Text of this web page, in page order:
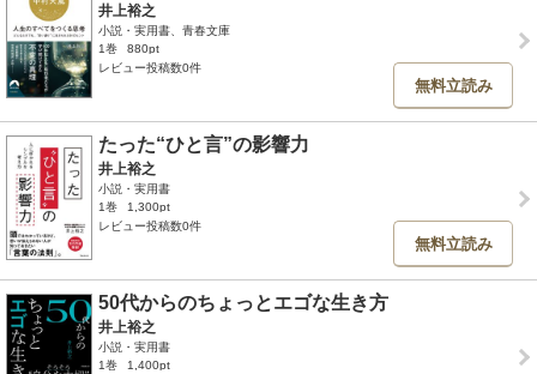
井上裕之
小説・実用書、青春文庫
1巻
880pt
レビュー投稿数0件
無料立読み
たった“ひと言”の影響力
井上裕之
小説・実用書
1巻
1,300pt
レビュー投稿数0件
無料立読み
50代からのちょっとエゴな生き方
井上裕之
小説・実用書
1巻
1,400pt